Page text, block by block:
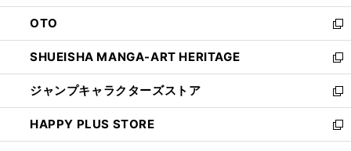
ウ
で
開
く
ン
ド
ウ
で
開
く
OTO
新
し
い
ウ
ィ
ン
ド
ウ
SHUEISHA MANGA-ART HERITAGE
新
し
い
ウ
ィ
ン
ジャンプキャラクターズストア
新
し
い
ウ
HAPPY PLUS STORE
新
し